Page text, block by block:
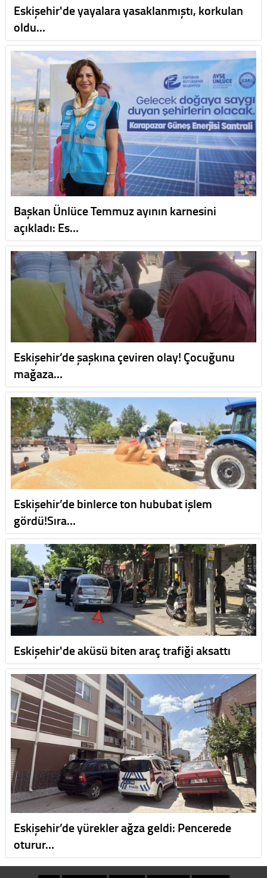
Eskişehir'de yayalara yasaklanmıştı, korkulan
oldu…
Başkan Ünlüce Temmuz ayının karnesini
açıkladı: Es…
Eskişehir’de şaşkına çeviren olay! Çocuğunu
mağaza…
Eskişehir’de binlerce ton hububat işlem
gördü!Sıra…
Eskişehir'de aküsü biten araç trafiği aksattı
Eskişehir’de yürekler ağza geldi: Pencerede
oturur…